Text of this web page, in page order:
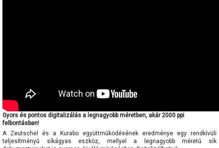
Gyors és pontos digitalizálás a legnagyobb méretben, akár 2000 ppi
felbontásban!
A Zeutschel és a Kurabo együttműködésének eredménye egy rendkívüli
teljesítményű síkágyas eszköz, mellyel a legnagyobb méretű sík